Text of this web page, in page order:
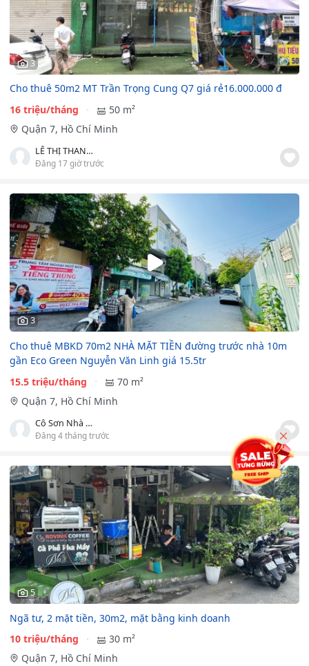
3
Cho thuê 50m2 MT Trần Trọng Cung Q7 giá rẻ16.000.000 đ
16 triệu/tháng
50 m²
Quận 7, Hồ Chí Minh
LÊ THỊ THANH TUYỀN
Đăng 17 giờ trước
3
Cho thuê MBKD 70m2 NHÀ MẶT TIỀN đường trước nhà 10m
gần Eco Green Nguyễn Văn Linh giá 15.5tr
15.5 triệu/tháng
70 m²
Quận 7, Hồ Chí Minh
Cô Sơn Nhà Phố
Đăng 4 tháng trước
5
Ngã tư, 2 mặt tiền, 30m2, mặt bằng kinh doanh
10 triệu/tháng
30 m²
Quận 7, Hồ Chí Minh